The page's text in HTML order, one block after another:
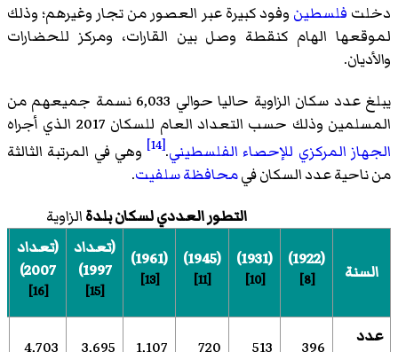
دخلت فلسطين وفود كبيرة عبر العصور من تجار وغيرهم؛ وذلك
لموقعها الهام كنقطة وصل بين القارات، ومركز للحضارات
والأديان.
يبلغ عدد سكان الزاوية حاليا حوالي 6,033 نسمة جميعهم من
المسلمين وذلك حسب التعداد العام للسكان 2017 الذي أجراه
الجهاز المركزي للإحصاء الفلسطيني.
[14]
وهي في المرتبة الثالثة
من ناحية عدد السكان فيمحافظة سلفيت.
التطور العددي لسكان بلدةالزاوية
السنة
(1922)
[8]
(1931)
[10]
(1945)
[11]
(1961)
[13]
(تعداد
1997)
[15]
(تعداد
2007)
[16]
عدد
396
513
720
1,107
3,695
4,703